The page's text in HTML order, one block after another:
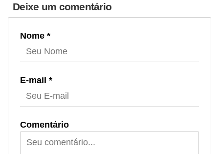
Deixe um comentário
Nome *
E-mail *
Comentário